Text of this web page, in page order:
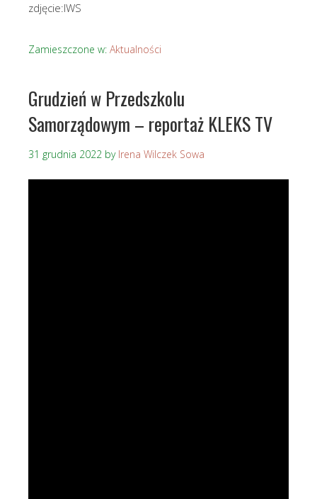
zdjęcie:IWS
Zamieszczone w: Aktualności
Grudzień w Przedszkolu
Samorządowym – reportaż KLEKS TV
31 grudnia 2022 by Irena Wilczek Sowa